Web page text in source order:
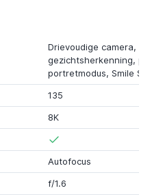
Drievoudige camera,
gezichtsherkenning,
portretmodus, Smile
135
8K
Autofocus
f/1.6